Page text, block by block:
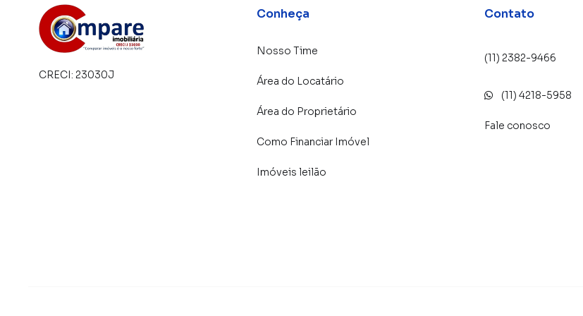
consequência uma maior chance de vender ou alugar seu imóvel mais rápido. Contamos também com
um time de programadores, corretores treinados e uma central de atendimento preparada para
atender proprietários e inquilinos.
CRECI: 23030J
Conheça
Nosso Time
Área do Locatário
Área do Proprietário
Como Financiar Imóvel
Imóveis leilão
Contato
(11) 2382-9466
(11) 4218-5958
Fale conosco